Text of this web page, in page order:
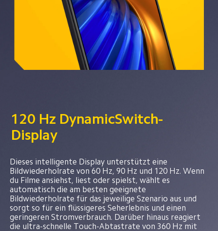
120 Hz DynamicSwitch-
Display
Dieses intelligente Display unterstützt eine
Bildwiederholrate von 60 Hz, 90 Hz und 120 Hz. Wenn
du Filme ansiehst, liest oder spielst, wählt es
automatisch die am besten geeignete
Bildwiederholrate für das jeweilige Szenario aus und
sorgt so für ein flüssigeres Seherlebnis und einen
geringeren Stromverbrauch. Darüber hinaus reagiert
die ultra-schnelle Touch-Abtastrate von 360 Hz mit